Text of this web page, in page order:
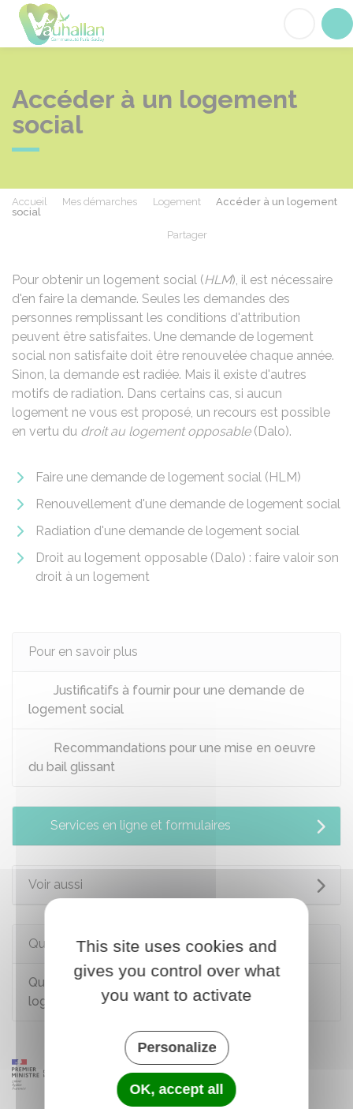
Accéder à un logement
social
Accueil Mes démarches Logement
Accéder à un logement
social
Partager
Pour obtenir un logement social (HLM), il est nécessaire
d'en faire la demande. Seules les demandes des
personnes remplissant les conditions d'attribution
peuvent être satisfaites. Une demande de logement
social non satisfaite doit être renouvelée chaque année.
Sinon, la demande est radiée. Mais il existe d'autres
motifs de radiation. Dans certains cas, si aucun
logement ne vous est proposé, un recours est possible
en vertu du droit au logement opposable(Dalo).
Faire une demande de logement social (HLM)
Renouvellement d'une demande de logement social
Radiation d'une demande de logement social
Droit au logement opposable (Dalo) : faire valoir son
droit à un logement
Pour en savoir plus
Justificatifs à fournir pour une demande de
logement social
Recommandations pour une mise en oeuvre
du bail glissant
Services en ligne et formulaires
Voir aussi
Questions ? Réponses !
Quelles sont les conditions pour obtenir un
logement social ?
This site uses cookies and
gives you control over what
you want to activate
Personalize
OK, accept all